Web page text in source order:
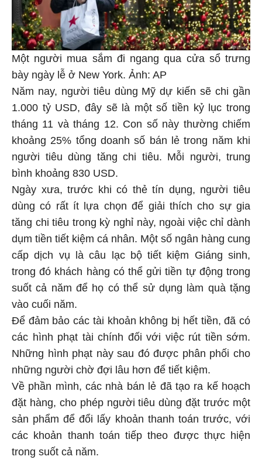
Một người mua sắm đi ngang qua cửa sổ trưng
bày ngày lễ ở New York. Ảnh: AP
Năm nay, người tiêu dùng Mỹ dự kiến sẽ chi gần
1.000 tỷ USD, đây sẽ là một số tiền kỷ lục trong
tháng 11 và tháng 12. Con số này thường chiếm
khoảng 25% tổng doanh số bán lẻ trong năm khi
người tiêu dùng tăng chi tiêu. Mỗi người, trung
bình khoảng 830 USD.
Ngày xưa, trước khi có thẻ tín dụng, người tiêu
dùng có rất ít lựa chọn để giải thích cho sự gia
tăng chi tiêu trong kỳ nghỉ này, ngoài việc chỉ dành
dụm tiền tiết kiệm cá nhân. Một số ngân hàng cung
cấp dịch vụ là câu lạc bộ tiết kiệm Giáng sinh,
trong đó khách hàng có thể gửi tiền tự động trong
suốt cả năm để họ có thể sử dụng làm quà tặng
vào cuối năm.
Để đảm bảo các tài khoản không bị hết tiền, đã có
các hình phạt tài chính đối với việc rút tiền sớm.
Những hình phạt này sau đó được phân phối cho
những người chờ đợi lâu hơn để tiết kiệm.
Về phần mình, các nhà bán lẻ đã tạo ra kế hoạch
đặt hàng, cho phép người tiêu dùng đặt trước một
sản phẩm để đổi lấy khoản thanh toán trước, với
các khoản thanh toán tiếp theo được thực hiện
trong suốt cả năm.